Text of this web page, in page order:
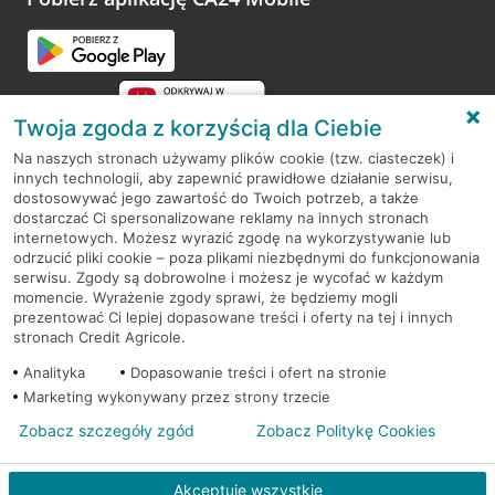
RODO
Regulamin serwisu
Mapa serwisu
PolitykaCookies
© 2026 Credit Agricole Bank Polska S.A. Wszelkie prawa zastrzeżone
Twoja zgoda z korzyścią dla Ciebie
Na naszych stronach używamy plików cookie (tzw. ciasteczek) i
innych technologii, aby zapewnić prawidłowe działanie serwisu,
dostosowywać jego zawartość do Twoich potrzeb, a także
dostarczać Ci spersonalizowane reklamy na innych stronach
internetowych. Możesz wyrazić zgodę na wykorzystywanie lub
odrzucić pliki cookie – poza plikami niezbędnymi do funkcjonowania
serwisu. Zgody są dobrowolne i możesz je wycofać w każdym
momencie. Wyrażenie zgody sprawi, że będziemy mogli
prezentować Ci lepiej dopasowane treści i oferty na tej i innych
stronach Credit Agricole.
Analityka
Dopasowanie treści i ofert na stronie
Marketing wykonywany przez strony trzecie
Akceptuję wszystkie
Zobacz szczegóły zgód Zobacz Politykę Cookies